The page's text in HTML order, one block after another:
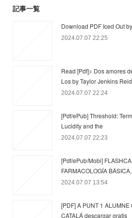
記事一覧
Download PDF Iced Out
2024.07.07 22:25
Read [Pdf]> Dos amores
Los by Taylor Jenkins Reid
2024.07.07 22:24
[Pdf/ePub] Threshold:
Lucidity and the
2024.07.07 22:23
[Pdf/ePub/Mobi]
FARMACOLOGÍA
2024.07.07 13:54
[PDF] A PUNT 1 ALUMNE
CATALÁ descargar gratis